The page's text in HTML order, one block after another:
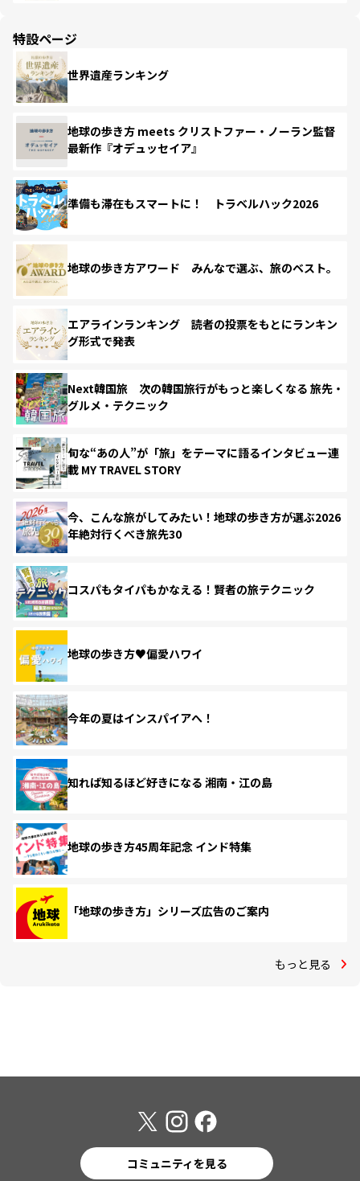
特設ページ
世界遺産ランキング
地球の歩き方 meets クリストファー・ノーラン監督
最新作『オデュッセイア』
準備も滞在もスマートに！ トラベルハック2026
地球の歩き方アワード みんなで選ぶ、旅のベスト。
エアラインランキング 読者の投票をもとにランキン
グ形式で発表
Next韓国旅 次の韓国旅行がもっと楽しくなる 旅先・
グルメ・テクニック
旬な“あの人”が「旅」をテーマに語るインタビュー連
載 MY TRAVEL STORY
今、こんな旅がしてみたい！地球の歩き方が選ぶ2026
年絶対行くべき旅先30
コスパもタイパもかなえる！賢者の旅テクニック
地球の歩き方♥偏愛ハワイ
今年の夏はインスパイアへ！
知れば知るほど好きになる 湘南・江の島
地球の歩き方45周年記念 インド特集
「地球の歩き方」シリーズ広告のご案内
もっと見る
コミュニティを見る